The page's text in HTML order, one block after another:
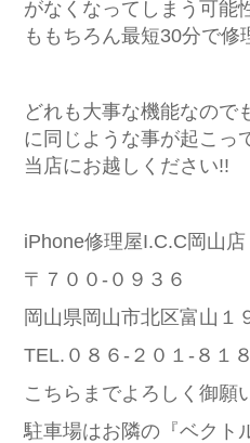
がなくなってしまう可能
ももちろん最短30分で修
どれも大事な機能なので
に同じような事が起こっ
当店にお越しください!!
iPhone修理屋I.C.C岡山店
〒７００-０９３６
岡山県岡山市北区富山１
TEL.０８６-２０１-８１
こちらまでよろしく御願
駐車場はお隣の『ベクト